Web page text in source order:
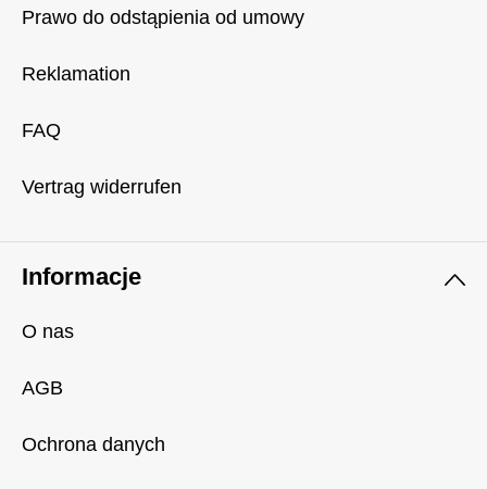
Prawo do odstąpienia od umowy
Reklamation
FAQ
Vertrag widerrufen
Informacje
O nas
AGB
Ochrona danych